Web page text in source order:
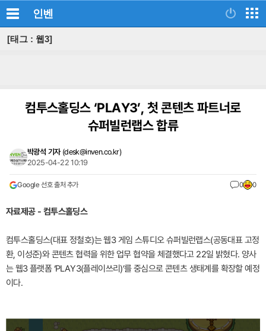
인벤
[태그 : 웹3]
컴투스홀딩스 ‘PLAY3’, 첫 콘텐츠 파트너로
슈퍼빌런랩스 합류
박광석 기자 (desk@inven.co.kr)
2025-04-22 10:19
Google 선호 출처 추가 0 0
자료제공 - 컴투스홀딩스
컴투스홀딩스(대표 정철호)는 웹3 게임 스튜디오 슈퍼빌런랩스(공동대표 고정
환, 이성준)와 콘텐츠 협력을 위한 업무 협약을 체결했다고 22일 밝혔다. 양사
는 웹3 플랫폼 ‘PLAY3(플레이쓰리)’를 중심으로 콘텐츠 생태계를 확장할 예정
이다.